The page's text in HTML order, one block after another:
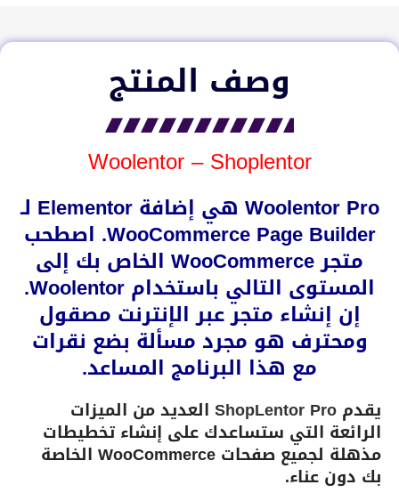
وصف المنتج
Woolentor – Shoplentor
Woolentor Pro هي إضافةElementor لـ
WooCommercePage Builder. اصطحب
متجر WooCommerce الخاص بك إلى
المستوى التالي باستخدام Woolentor.
إن إنشاء متجر عبر الإنترنت مصقول
ومحترف هو مجرد مسألة بضع نقرات
مع هذا البرنامج المساعد.
يقدم ShopLentor Pro العديد من الميزات
الرائعة التي ستساعدك على إنشاء تخطيطات
مذهلة لجميع صفحات WooCommerce الخاصة
بك دون عناء.